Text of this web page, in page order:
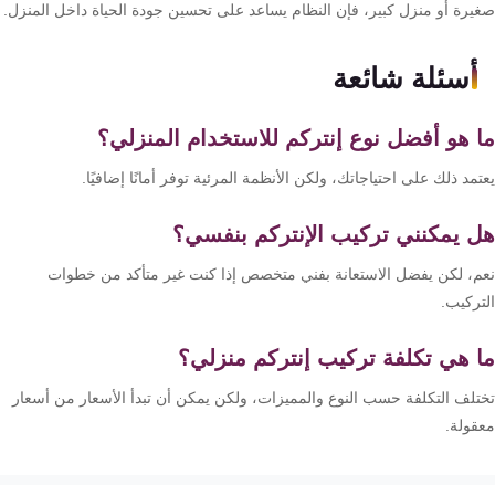
أو منزل كبير، فإن النظام يساعد على تحسين جودة الحياة داخل المنزل.
أسئلة شائعة
هو أفضل نوع إنتركم للاستخدام المنزلي؟
ذلك على احتياجاتك، ولكن الأنظمة المرئية توفر أمانًا إضافيًا.
يمكنني تركيب الإنتركم بنفسي؟
لكن يفضل الاستعانة بفني متخصص إذا كنت غير متأكد من خطوات
هي تكلفة تركيب إنتركم منزلي؟
التكلفة حسب النوع والمميزات، ولكن يمكن أن تبدأ الأسعار من أسعار